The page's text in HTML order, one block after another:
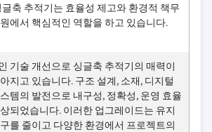
글축 추적기는 효율성 제고와 환경적 책무
에서 핵심적인 역할을 하고 있습니다.
기술 개선으로 싱글축 추적기의 매력이
지고 있습니다. 구조 설계, 소재, 디지털
템의 발전으로 내구성, 정확성, 운영 효율
되었습니다. 이러한 업그레이드는 유지
를 줄이고 다양한 환경에서 프로젝트의